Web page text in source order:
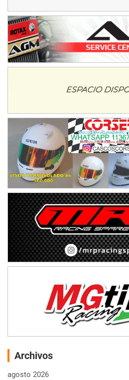
Archivos
agosto 2026